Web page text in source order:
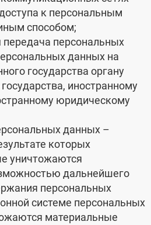
к персональным
способом;
передача персональных
данных на
государства органу
иностранному
юридическому
данных –
которых
уничтожаются
дальнейшего
персональных
системе персональных
материальные